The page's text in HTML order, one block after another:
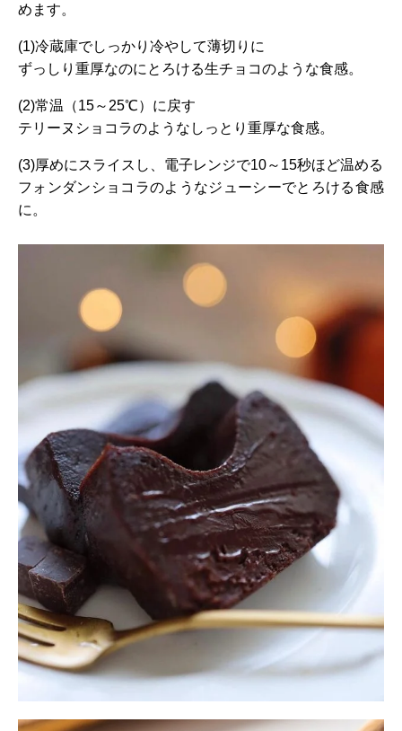
めます。
(1)冷蔵庫でしっかり冷やして薄切りに
ずっしり重厚なのにとろける生チョコのような食感。
(2)常温（15～25℃）に戻す
テリーヌショコラのようなしっとり重厚な食感。
(3)厚めにスライスし、電子レンジで10～15秒ほど温める
フォンダンショコラのようなジューシーでとろける食感
に。